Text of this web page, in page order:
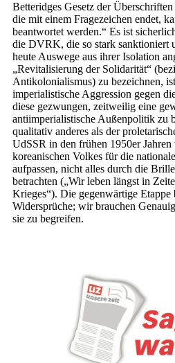
Betteridges Gesetz der
die mit einem Fragezeichen endet,
beantwortet werden.“ Es ist
die DVRK, die so stark sanktioniert
heute Auswege aus ihrer Isolation
„Revitalisierung der Solidarität“
Antikolonialismus) zu bezeichnen,
imperialistische Aggression gegen
diese gezwungen, zeitweilig eine
antiimperialistische Außenpolitik zu
qualitativ anderes als der
UdSSR in den frühen 1950er
koreanischen Volkes für die
aufpassen, nicht alles durch die
betrachten („Wir leben längst in
Krieges“). Die gegenwärtige Etappe
Widersprüche; wir brauchen
sie zu begreifen.